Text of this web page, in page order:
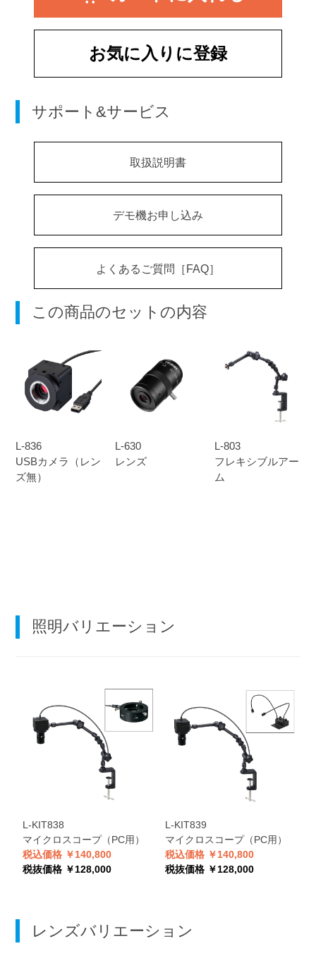
お気に入りに登録
サポート&サービス
取扱説明書
デモ機お申し込み
よくあるご質問［FAQ］
この商品のセットの内容
L-836
USBカメラ（レン
ズ無）
L-630
レンズ
L-803
フレキシブルアー
ム
照明バリエーション
L-KIT838
マイクロスコープ（PC用）
税込価格 ￥140,800
税抜価格 ￥128,000
L-KIT839
マイクロスコープ（PC用）
税込価格 ￥140,800
税抜価格 ￥128,000
レンズバリエーション